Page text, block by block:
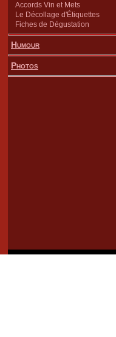
Accords Vin et Mets
Le Décollage d'Étiquettes
Fiches de Dégustation
Humour
Photos